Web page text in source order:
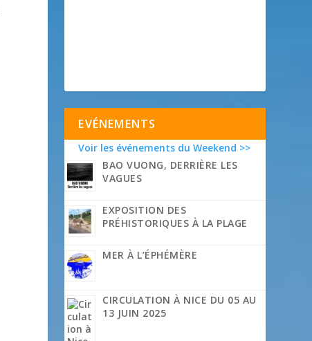
EVÉNEMENTS
Voir les événements du Weekend >>
BAO VUONG, DERRIÈRE LES
VAGUES
EXPOSITION DES
PRÉHISTORIQUES À LA PLAGE
MER À L’ÉPHÉMÈRE
CIRCULATION À NICE DU 05 AU
13 JUIN 2025